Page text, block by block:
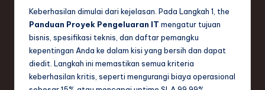
Keberhasilan dimulai dari kejelasan. Pada Langkah 1, the
Panduan Proyek Pengeluaran IT mengatur tujuan
bisnis, spesifikasi teknis, dan daftar pemangku
kepentingan Anda ke dalam kisi yang bersih dan dapat
diedit. Langkah ini memastikan semua kriteria
keberhasilan kritis, seperti mengurangi biaya operasional